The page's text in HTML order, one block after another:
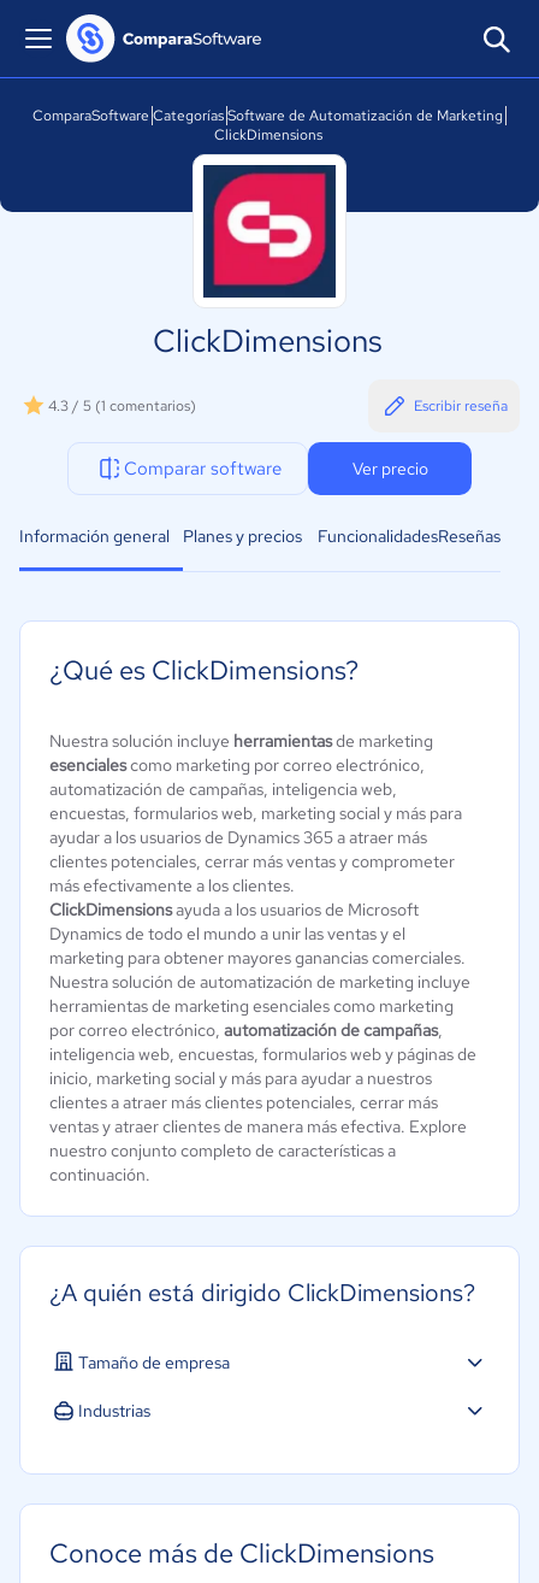
ComparaSoftware CategoríasSoftware de Automatización de Marketing
ClickDimensions
ClickDimensions
4.3 / 5 (1 comentarios) Escribir reseña
Comparar software Ver precio
Información general Planes y precios FuncionalidadesReseñas
¿Qué es ClickDimensions?
Nuestra solución incluye herramientasde marketing
esencialescomo marketing por correo electrónico,
automatización de campañas, inteligencia web,
encuestas, formularios web, marketing social y más para
ayudar a los usuarios de Dynamics 365 a atraer más
clientes potenciales, cerrar más ventas y comprometer
más efectivamente a los clientes.
ClickDimensionsayuda a los usuarios de Microsoft
Dynamics de todo el mundo a unir las ventas y el
marketing para obtener mayores ganancias comerciales.
Nuestra solución de automatización de marketing incluye
herramientas de marketing esenciales como marketing
por correo electrónico, automatización de campañas,
inteligencia web, encuestas, formularios web y páginas de
inicio, marketing social y más para ayudar a nuestros
clientes a atraer más clientes potenciales, cerrar más
ventas y atraer clientes de manera más efectiva. Explore
nuestro conjunto completo de características a
continuación.
¿A quién está dirigido ClickDimensions?
Tamaño de empresa
Industrias
Conoce más de ClickDimensions